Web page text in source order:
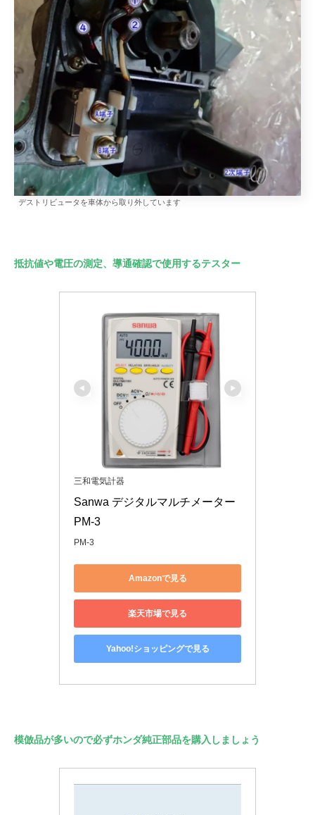
デストリビュータを車体から取り外しています
抵抗値や電圧の測定、導通確認で使用するテスター
三和電気計器
Sanwa デジタルマルチメーター
PM-3
PM-3
Amazonで見る
楽天市場で見る
Yahoo!ショッピングで見る
模倣品が多いので必ずホンダ純正部品を購入しましょう